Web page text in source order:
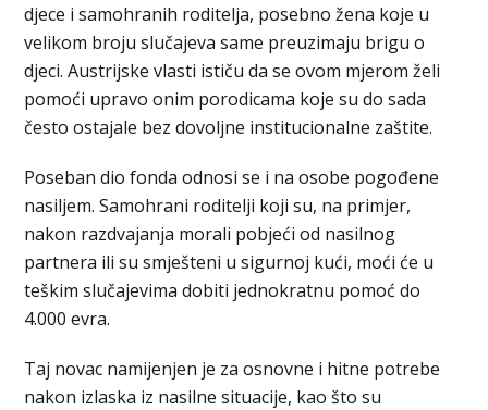
djece i samohranih roditelja, posebno žena koje u
velikom broju slučajeva same preuzimaju brigu o
djeci. Austrijske vlasti ističu da se ovom mjerom želi
pomoći upravo onim porodicama koje su do sada
često ostajale bez dovoljne institucionalne zaštite.
Poseban dio fonda odnosi se i na osobe pogođene
nasiljem. Samohrani roditelji koji su, na primjer,
nakon razdvajanja morali pobjeći od nasilnog
partnera ili su smješteni u sigurnoj kući, moći će u
teškim slučajevima dobiti jednokratnu pomoć do
4.000 evra.
Taj novac namijenjen je za osnovne i hitne potrebe
nakon izlaska iz nasilne situacije, kao što su